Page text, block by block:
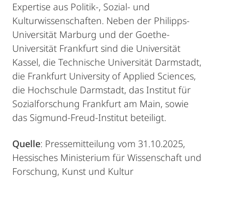
Expertise aus Politik-, Sozial- und
Kulturwissenschaften. Neben der Philipps-
Universität Marburg und der Goethe-
Universität Frankfurt sind die Universität
Kassel, die Technische Universität Darmstadt,
die Frankfurt University of Applied Sciences,
die Hochschule Darmstadt, das Institut für
Sozialforschung Frankfurt am Main, sowie
das Sigmund-Freud-Institut beteiligt.
Quelle: Pressemitteilung vom 31.10.2025,
Hessisches Ministerium für Wissenschaft und
Forschung, Kunst und Kultur